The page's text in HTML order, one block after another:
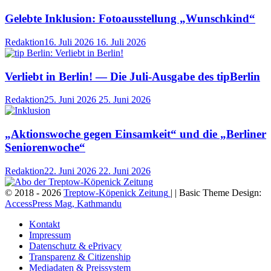
Gelebte Inklusion: Fotoausstellung „Wunschkind“
Redaktion16. Juli 2026 16. Juli 2026
Verliebt in Berlin! — Die Juli-Ausgabe des tipBerlin
Redaktion25. Juni 2026 25. Juni 2026
„Aktionswoche gegen Einsamkeit“ und die „Berliner
Seniorenwoche“
Redaktion22. Juni 2026 22. Juni 2026
© 2018 - 2026 Treptow-Köpenick Zeitung | | Basic Theme Design:
AccessPress Mag, Kathmandu
Kontakt
Impressum
Datenschutz & ePrivacy
Transparenz & Citizenship
Mediadaten & Preissystem